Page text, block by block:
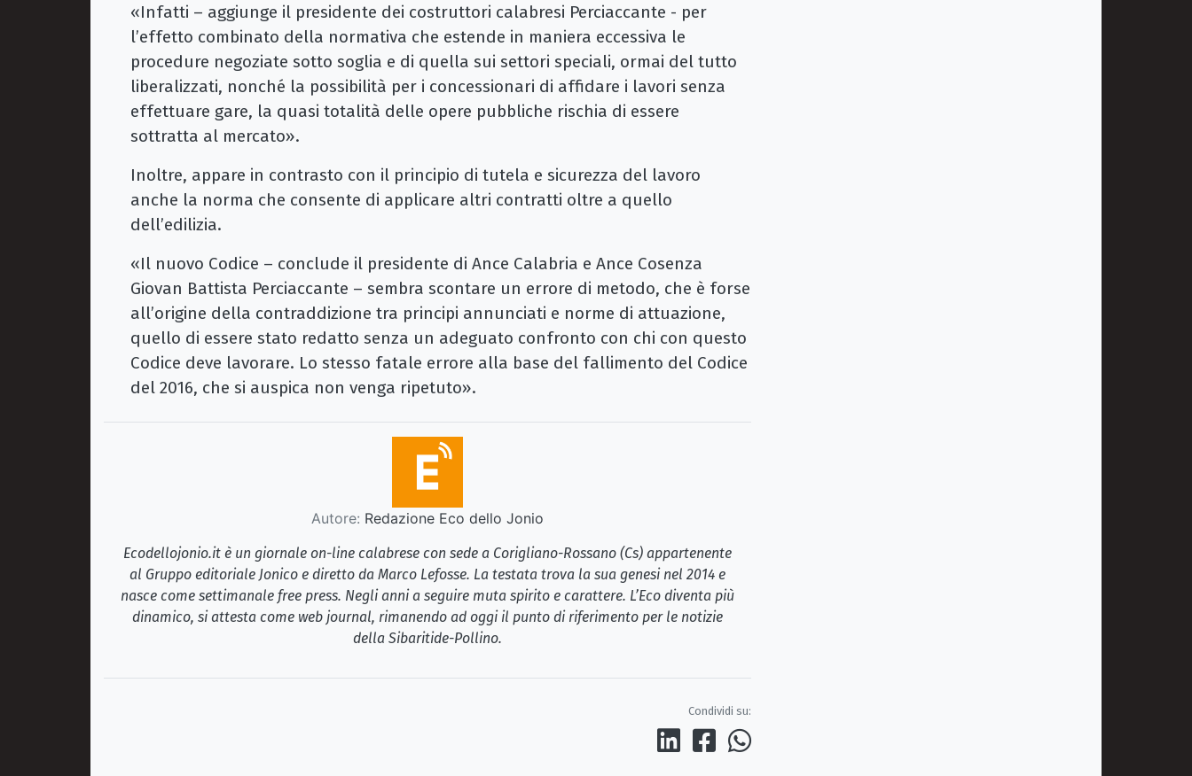
«Infatti – aggiunge il presidente dei costruttori calabresi Perciaccante - per
l’effetto combinato della normativa che estende in maniera eccessiva le
procedure negoziate sotto soglia e di quella sui settori speciali, ormai del tutto
liberalizzati, nonché la possibilità per i concessionari di affidare i lavori senza
effettuare gare, la quasi totalità delle opere pubbliche rischia di essere
sottratta al mercato».
Inoltre, appare in contrasto con il principio di tutela e sicurezza del lavoro
anche la norma che consente di applicare altri contratti oltre a quello
dell’edilizia.
«Il nuovo Codice – conclude il presidente di Ance Calabria e Ance Cosenza
Giovan Battista Perciaccante – sembra scontare un errore di metodo, che è forse
all’origine della contraddizione tra principi annunciati e norme di attuazione,
quello di essere stato redatto senza un adeguato confronto con chi con questo
Codice deve lavorare. Lo stesso fatale errore alla base del fallimento del Codice
del 2016, che si auspica non venga ripetuto».
Autore: Redazione Eco dello Jonio
Ecodellojonio.it è un giornale on-line calabrese con sede a Corigliano-Rossano (Cs) appartenente
al Gruppo editoriale Jonico e diretto da Marco Lefosse. La testata trova la sua genesi nel 2014 e
nasce come settimanale free press. Negli anni a seguire muta spirito e carattere. L’Eco diventa più
dinamico, si attesta come web journal, rimanendo ad oggi il punto di riferimento per le notizie
della Sibaritide-Pollino.
Condividi su: